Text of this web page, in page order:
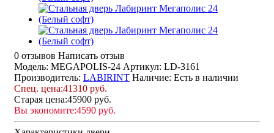
0 отзывов Написать отзыв
Модель: MEGAPOLIS-24 Артикул: LD-3161
Производитель: LABIRINT Наличие: Есть в наличии
Спец. цена:41310 руб.
Старая цена:45900 руб.
Вы экономите:4590 руб.